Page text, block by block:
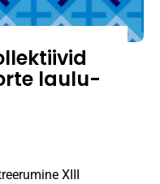
laulu-
XIII